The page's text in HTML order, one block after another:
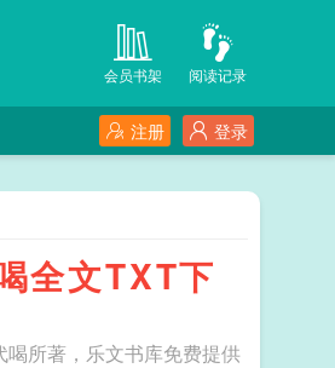
阅读记录
会员书架
登录
注册
全文TXT下
所著，乐文书库免费提供